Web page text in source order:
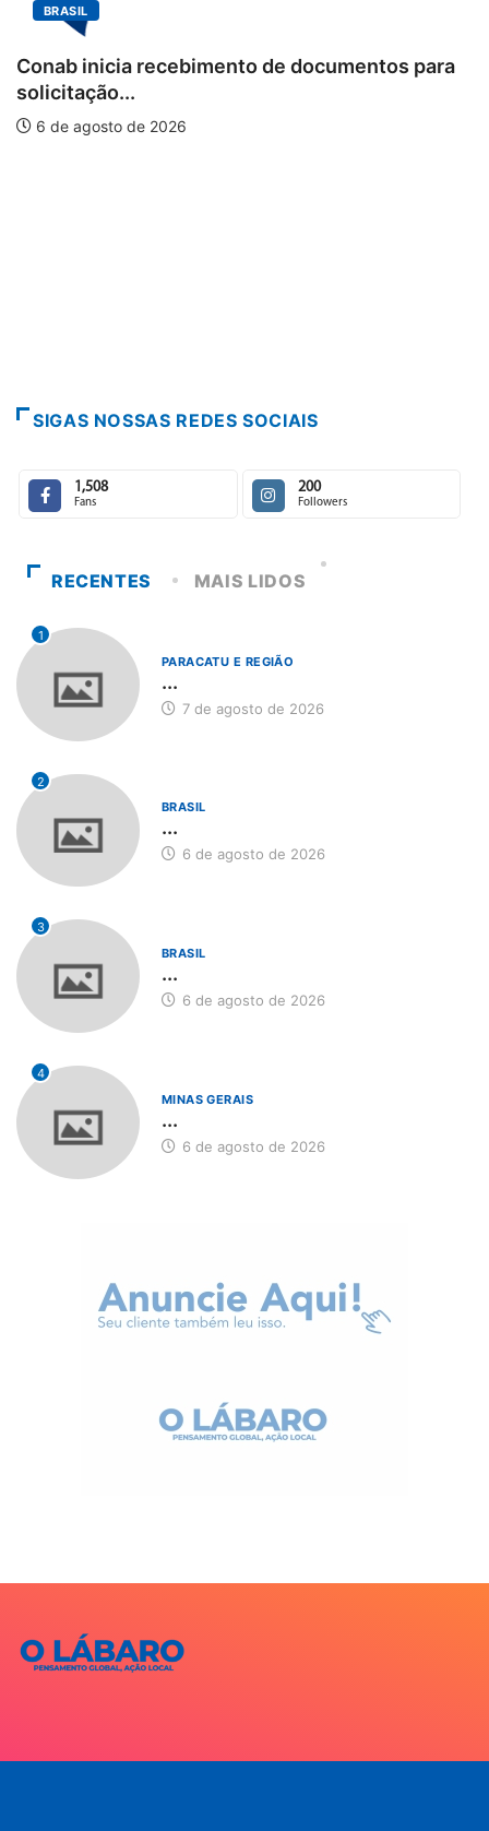
BRASIL
Conab inicia recebimento de documentos para
solicitação...
6 de agosto de 2026
SIGAS NOSSAS REDES SOCIAIS
1,508
Fans
200
Followers
RECENTES MAIS LIDOS
1
PARACATU E REGIÃO
...
7 de agosto de 2026
2
BRASIL
...
6 de agosto de 2026
3
BRASIL
...
6 de agosto de 2026
4
MINAS GERAIS
...
6 de agosto de 2026